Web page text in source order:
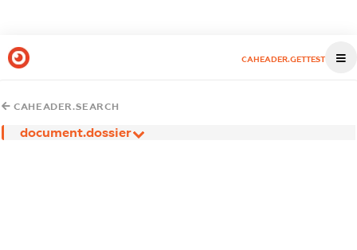
CAHEADER.GETTEST
CAHEADER.SEARCH
document.dossier